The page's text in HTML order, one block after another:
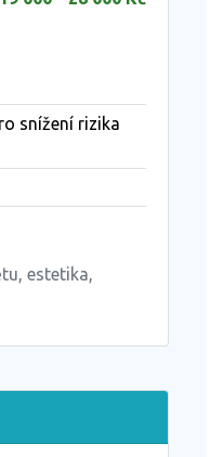
snížení rizika
estetika,